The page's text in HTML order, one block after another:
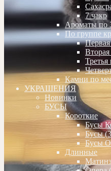
7 чакр
Ароматы по
По группе
Камни по
УКРАШЕНИЯ
Новинки
БУСЫ
Короткие
Бусы
Бусы
Бусы
Длинные